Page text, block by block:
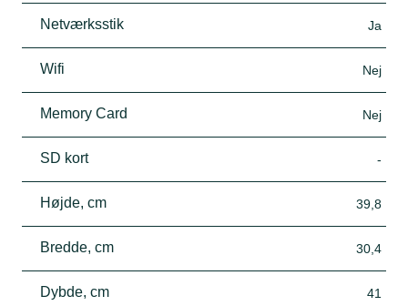
Netværksstik Ja
Wifi Nej
Memory Card Nej
SD kort -
Højde, cm 39,8
Bredde, cm 30,4
Dybde, cm 41